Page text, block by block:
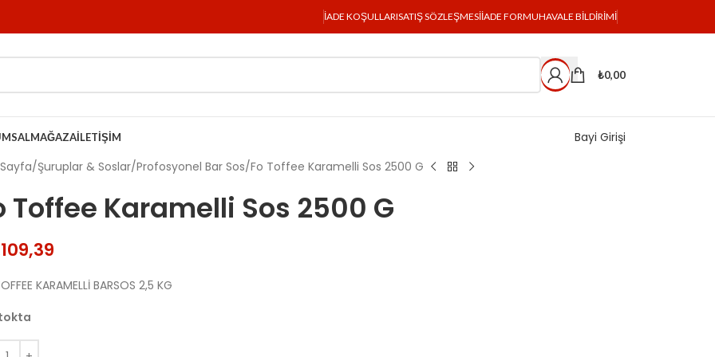
İADE KOŞULLARISATIŞ SÖZLEŞMESIİADE FORMUHAVALE BILDIRIMI
₺0,00
MAĞAZAİLETIŞIM Bayi Girişi
Şuruplar & Soslar Profosyonel Bar Sos Fo Toffee Karamelli Sos 2500 G
Toffee Karamelli Sos 2500 G
KARAMELLİ BARSOS 2,5 KG